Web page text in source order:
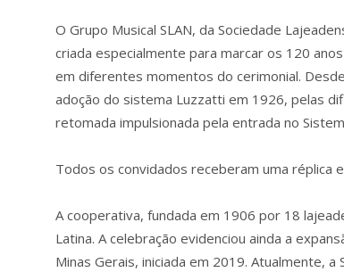
O Grupo Musical SLAN, da Sociedade
criada especialmente para marcar os 120
em diferentes momentos do cerimonial.
adoção do sistema Luzzatti em 1926, pelas
retomada impulsionada pela entrada no
Todos os convidados receberam uma réplica
A cooperativa, fundada em 1906 por 18
Latina. A celebração evidenciou ainda a
Minas Gerais, iniciada em 2019. Atualmente,